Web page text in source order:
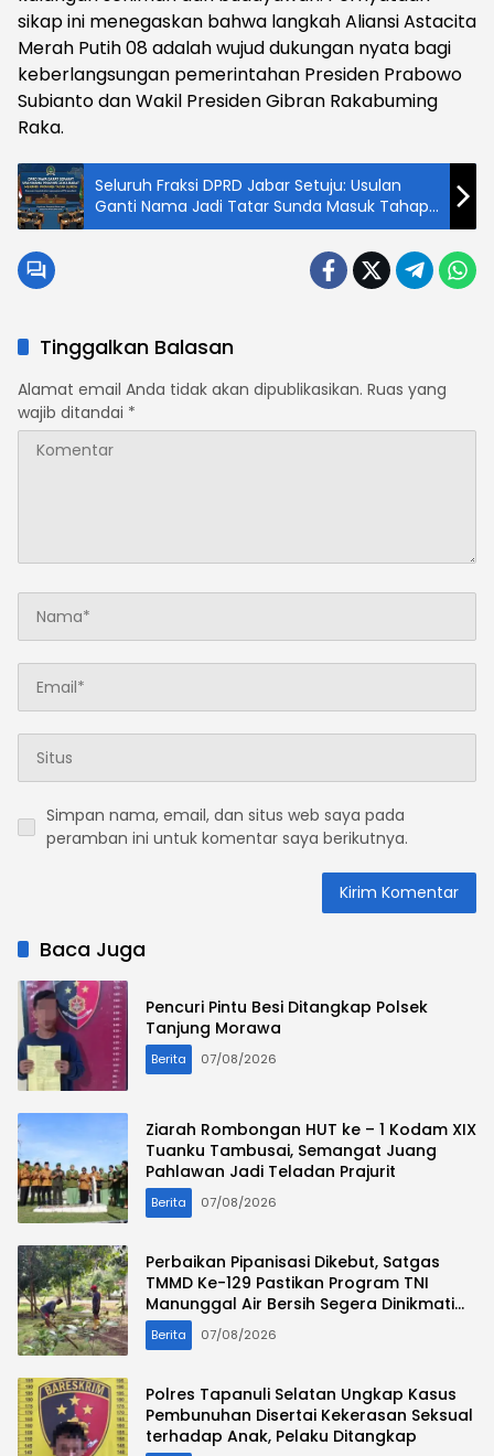
sikap ini menegaskan bahwa langkah Aliansi Astacita
Merah Putih 08 adalah wujud dukungan nyata bagi
keberlangsungan pemerintahan Presiden Prabowo
Subianto dan Wakil Presiden Gibran Rakabuming
Raka.
Seluruh Fraksi DPRD Jabar Setuju: Usulan
Ganti Nama Jadi Tatar Sunda Masuk Tahap
Legislasi
Tinggalkan Balasan
Alamat email Anda tidak akan dipublikasikan. Ruas yang
wajib ditandai *
Simpan nama, email, dan situs web saya pada
peramban ini untuk komentar saya berikutnya.
Baca Juga
Pencuri Pintu Besi Ditangkap Polsek
Tanjung Morawa
Berita 07/08/2026
Ziarah Rombongan HUT ke – 1 Kodam XIX
Tuanku Tambusai, Semangat Juang
Pahlawan Jadi Teladan Prajurit
Berita 07/08/2026
Perbaikan Pipanisasi Dikebut, Satgas
TMMD Ke-129 Pastikan Program TNI
Manunggal Air Bersih Segera Dinikmati
Warga Kampung Sesor
Berita 07/08/2026
Polres Tapanuli Selatan Ungkap Kasus
Pembunuhan Disertai Kekerasan Seksual
terhadap Anak, Pelaku Ditangkap